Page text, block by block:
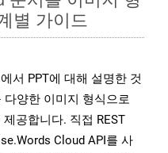
별 가이드
서 PPT에 대해 설명한 것
양한 이미지 형식으로
공합니다. 직접 REST
Cloud API를 사